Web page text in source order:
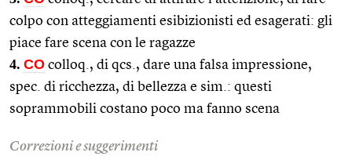
colpo con atteggiamenti esibizionisti ed esagerati: gli
piace fare scena con le ragazze
4. CO colloq. , di qcs. , dare una falsa impressione,
spec. di ricchezza, di bellezza e sim. : questi
soprammobili costano poco ma fanno scena
Correzioni e suggerimenti